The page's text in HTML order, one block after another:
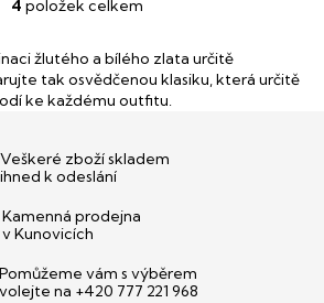
O
l
á
d
í
p
v
k
y
v
4 položek celkem
žlutého a bílého zlata určitě
tak osvědčenou klasiku, která určitě
ke každému outfitu.
Veškeré zboží skladem
ihned k odeslání
Kamenná prodejna
v Kunovicích
Pomůžeme vám s výběrem
volejte na +420 777 221 968